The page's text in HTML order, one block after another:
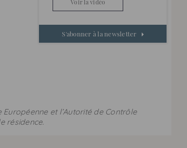
Voir la vidéo
S'abonner à la newsletter
et l’Autorité de Contrôle
résidence.